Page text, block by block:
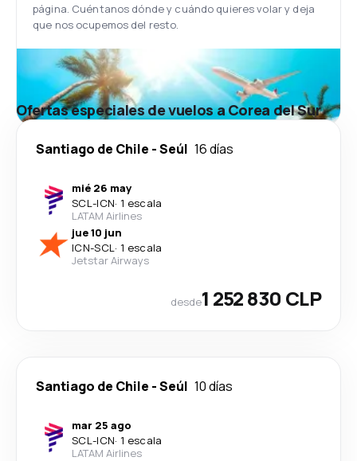
página. Cuéntanos dónde y cuándo quieres volar y deja
que nos ocupemos del resto.
Ofertas especiales de vuelos a Corea del Sur
Santiago de Chile -Seúl 16 días
mié 26 may
SCL-ICN· 1 escala
LATAM Airlines
jue 10 jun
ICN-SCL· 1 escala
Jetstar Airways
desde1 252 830 CLP
Santiago de Chile -Seúl 10 días
mar 25 ago
SCL-ICN· 1 escala
LATAM Airlines